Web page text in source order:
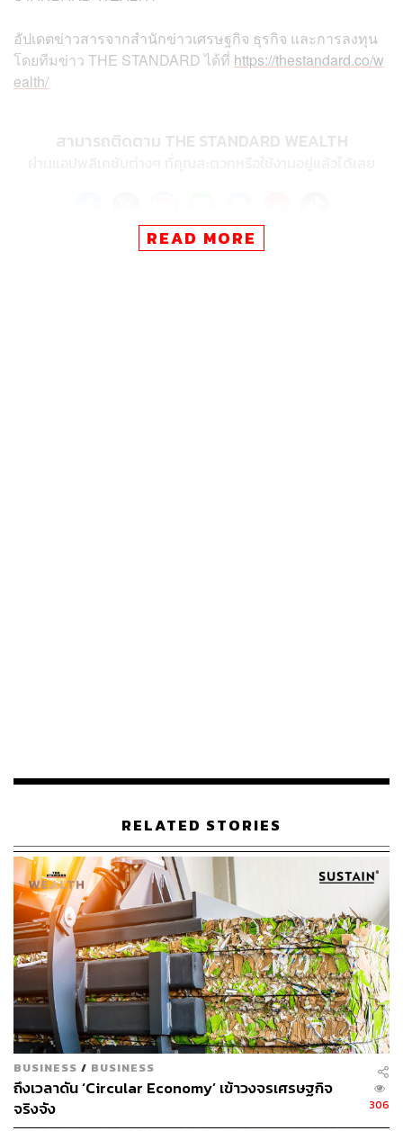
อัปเดตข่าวสารจากสำนักข่าวเศรษฐกิจ ธุรกิจ และการลงทุน
โดยทีมข่าว THE STANDARD ได้ที่ https://thestandard.co/w
ealth/
สามารถติดตาม THE STANDARD WEALTH
READ MORE
RELATED STORIES
BUSINESS / BUSINESS
ถึงเวลาดัน ‘Circular Economy’ เข้าวงจรเศรษฐกิจ
จริงจัง
306